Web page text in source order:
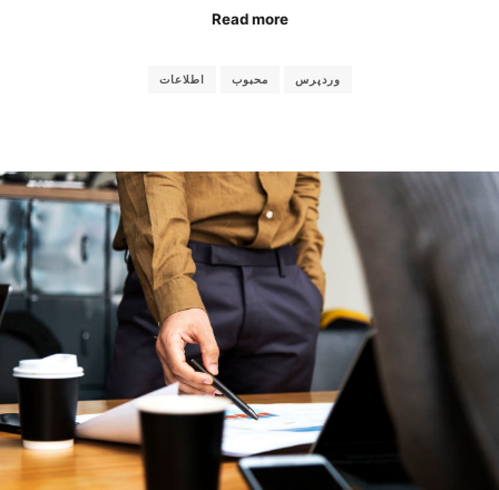
Read more
اطلاعات محبوب وردپرس